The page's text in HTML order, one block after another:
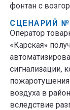
фонтан с
СЦЕНАРИЙ
Оператор
«Карская»
сигнализации,
пожаротушения
воздуха в
вследствие